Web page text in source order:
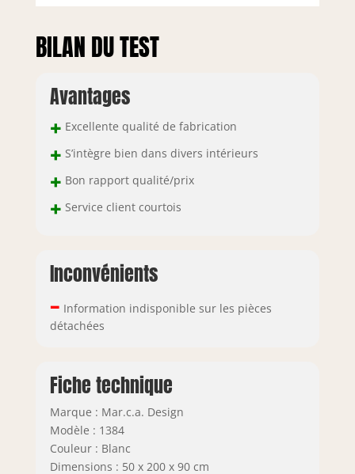
BILAN DU TEST
Avantages
+ Excellente qualité de fabrication
+ S’intègre bien dans divers intérieurs
+ Bon rapport qualité/prix
+ Service client courtois
Inconvénients
– Information indisponible sur les pièces
détachées
Fiche technique
Marque : Mar.c.a. Design
Modèle : 1384
Couleur : Blanc
Dimensions : 50 x 200 x 90 cm